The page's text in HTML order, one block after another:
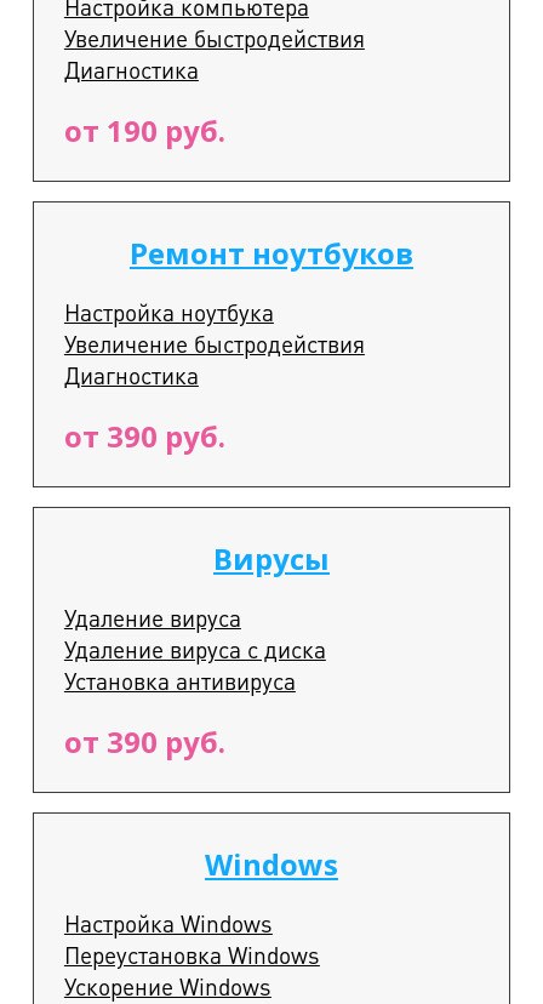
Настройка компьютера
Увеличение быстродействия
Диагностика
от 190 руб.
Ремонт ноутбуков
Настройка ноутбука
Увеличение быстродействия
Диагностика
от 390 руб.
Вирусы
Удаление вируса
Удаление вируса с диска
Установка антивируса
от 390 руб.
Windows
Настройка Windows
Переустановка Windows
Ускорение Windows